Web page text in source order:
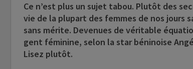
Ce n’est plus un sujet tabou. Plutôt des
vie de la plupart des femmes de nos jours
sans mérite. Devenues de véritable
gent féminine, selon la star béninoise
Lisez plutôt.